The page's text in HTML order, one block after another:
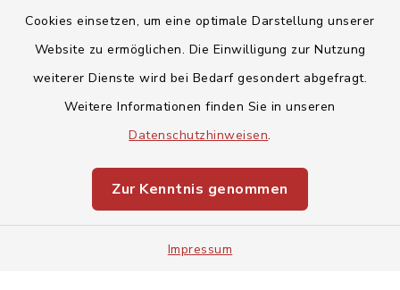
Cookies einsetzen, um eine optimale Darstellung unserer
Website zu ermöglichen. Die Einwilligung zur Nutzung
weiterer Dienste wird bei Bedarf gesondert abgefragt.
Weitere Informationen finden Sie in unseren
Datenschutzhinweisen.
Zur Kenntnis genommen
Impressum
Barrierefreiheit
Impressum
Sitemap